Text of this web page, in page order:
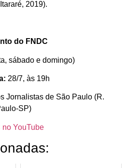
2019).
do FNDC
sábado e domingo)
28/7, às 19h
Jornalistas de São Paulo (R.
SP)
YouTube